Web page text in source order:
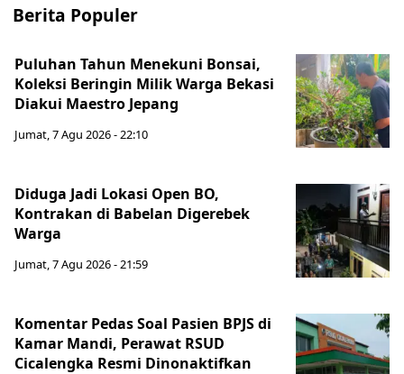
Berita Populer
Puluhan Tahun Menekuni Bonsai,
Koleksi Beringin Milik Warga Bekasi
Diakui Maestro Jepang
Jumat, 7 Agu 2026 - 22:10
Diduga Jadi Lokasi Open BO,
Kontrakan di Babelan Digerebek
Warga
Jumat, 7 Agu 2026 - 21:59
Komentar Pedas Soal Pasien BPJS di
Kamar Mandi, Perawat RSUD
Cicalengka Resmi Dinonaktifkan